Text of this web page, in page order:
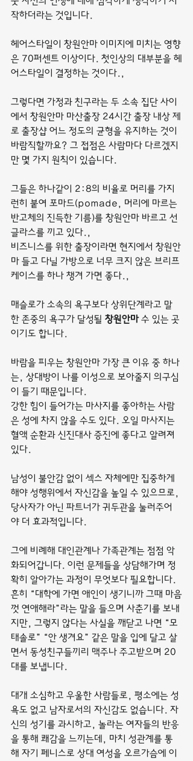
작하더라는 것입니다.
헤어스타일이 창원안마 이미지에 미치는 영향
은 70퍼센트 이상이다. 첫인상의 대부분을 헤
어스타일이 결정하는 것이다.,
그렇다면 가정과 친구라는 두 소속 집단 사이
에서 창원안마 마산출장 24시간 출장 내상 제
로 출장샵 어느 정도의 균형을 유지하는 것이
바람직할까요? 그 접점은 사람마다 다르겠지
만 몇 가지 원칙이 있습니다.
그들은 하나같이 2:8의 비율로 머리를 가지
런히 붙여 포마드(pomade, 머리에 마르는
반고체의 진득한 기름)를 창원안마 바르고 선
글라스를 끼고 있다.,
비즈니스를 위한 출장이라면 현지에서 창원안
마 들고 다닐 가방으로 너무 크지 않은 브리프
케이스를 하나 챙겨 가면 좋다.,
매슬로가 소속의 욕구보다 상위단계라고 말
한 존중의 욕구가 달성될 창원안마 수 있는 곳
이기도 합니다.
바람을 피우는 창원안마 가장 큰 이유 중 하나
는, 상대방이 나를 이성으로 보아줄지 의구심
이 들기 때문입니다.
강한 힘이 들어가는 마사지를 좋아하는 사람
은 성에 차지 않을 수도 있다. 오일 마사지는
혈액 순환과 신진대사 증진에 좋다고 알려져
있다.
남성이 불안감 없이 섹스 자체에만 집중하게
해야 성행위에서 자신감을 높일 수 있으므로,
당사자가 아닌 파트너가 귀두관을 눌러주어
야 더 효과적입니다.
그에 비례해 대인관계나 가족관계는 점점 악
화되어갑니다. 이런 문제들을 상담해가며 정
확히 알아가는 과정이 무엇보다 필요합니다.
흔히 “대학에 가면 애인이 생기니까 그때 마음
껏 연애해라”라는 말을 들으며 사춘기를 보내
지만, 그렇지 않다는 사실을 깨닫고 나면 “모
태솔로” “안 생겨요” 같은 말을 입에 달고 살
면서 동성친구들끼리 맥주나 주고받으며 20
대를 보냅니다.
대개 소심하고 우울한 사람들로, 평소에는 성
욕도 없고 남자로서의 자신감도 없습니다. 자
신의 성기를 과시하고, 놀라는 여자들의 반응
을 통해 쾌감을 느끼는데, 마치 성관계를 통
해 자기 페니스로 상대 여성을 오르가슴에 이